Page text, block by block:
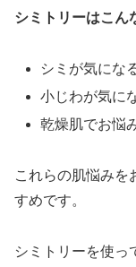
シミトリーはこん
シミが気にな
小じわが気に
乾燥肌でお悩
これらの肌悩みを
すめです。
シミトリーを使っ